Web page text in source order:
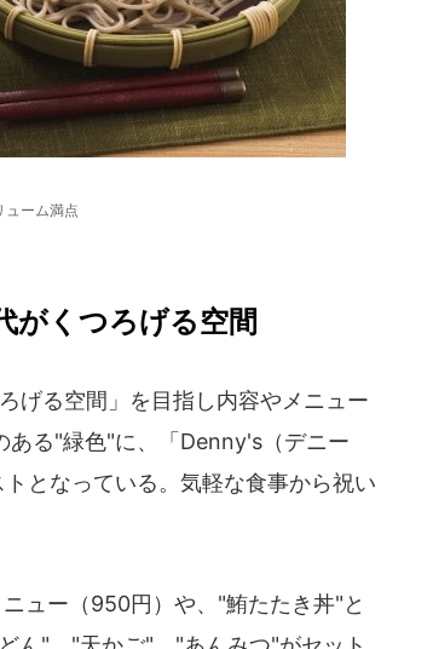
ューム満点
がくつろげる空間
げる空間」を目指し内容やメニュー
ある"緑色"に、「Denny's（デニー
となっている。気軽な食事から祝い
ュー（950円）や、"鮪たたき丼"と